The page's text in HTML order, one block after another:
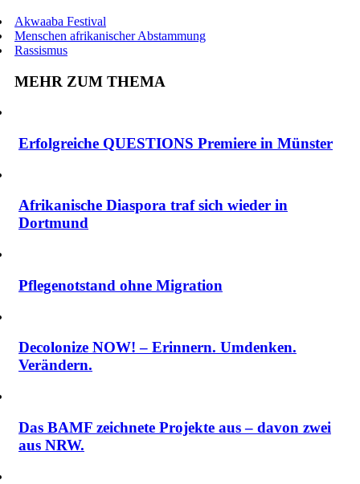
Akwaaba Festival
Menschen afrikanischer Abstammung
Rassismus
MEHR ZUM THEMA
Erfolgreiche QUESTIONS Premiere in Münster
Afrikanische Diaspora traf sich wieder in
Dortmund
Pflegenotstand ohne Migration
Decolonize NOW! – Erinnern. Umdenken.
Verändern.
Das BAMF zeichnete Projekte aus – davon zwei
aus NRW.